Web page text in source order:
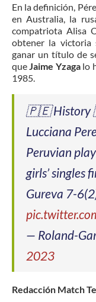
En la definición,
en Australia, la
compatriota Alisa
obtener la victoria
ganar un título de
que Jaime Yzagalo
1985.
🇵🇪
Lucciana
Peruvian
girls’ singles
Gureva 7-
— Roland-
2023
Redacción Match